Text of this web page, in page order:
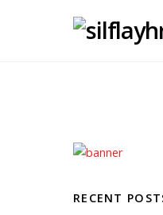
RECENT